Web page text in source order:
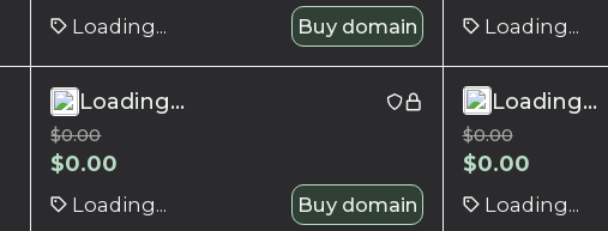
Loading... Buy domain Loading...
Loading...
$0.00
$0.00
Loading... Buy domain
Loading...
$0.00
$0.00
Loading...